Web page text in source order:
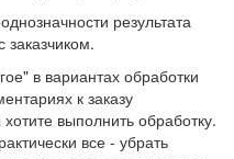
результата
заказчиком.
в вариантах обработки
к заказу
выполнить обработку.
все - убрать